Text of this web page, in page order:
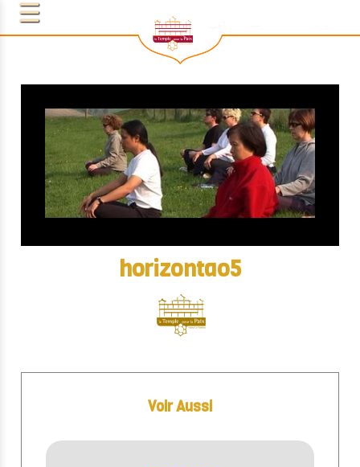
horizontao5
Voir Aussi